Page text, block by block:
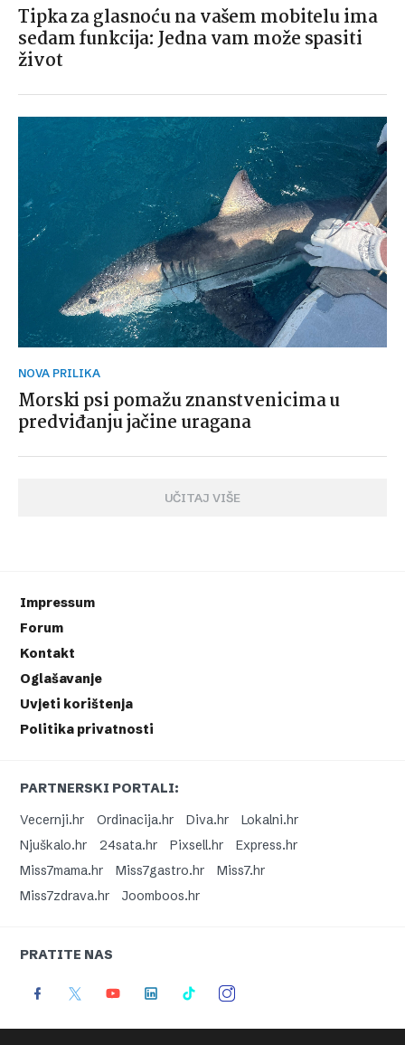
Tipka za glasnoću na vašem mobitelu ima
sedam funkcija: Jedna vam može spasiti
život
NOVA PRILIKA
Morski psi pomažu znanstvenicima u
predviđanju jačine uragana
UČITAJ VIŠE
Impressum
Forum
Kontakt
Oglašavanje
Uvjeti korištenja
Politika privatnosti
PARTNERSKI PORTALI:
Vecernji.hr
Ordinacija.hr Diva.hr
Lokalni.hr
Njuškalo.hr
24sata.hr Pixsell.hr
Express.hr
Miss7mama.hr
Miss7gastro.hr
Miss7.hr
Miss7zdrava.hr
Joomboos.hr
PRATITE NAS